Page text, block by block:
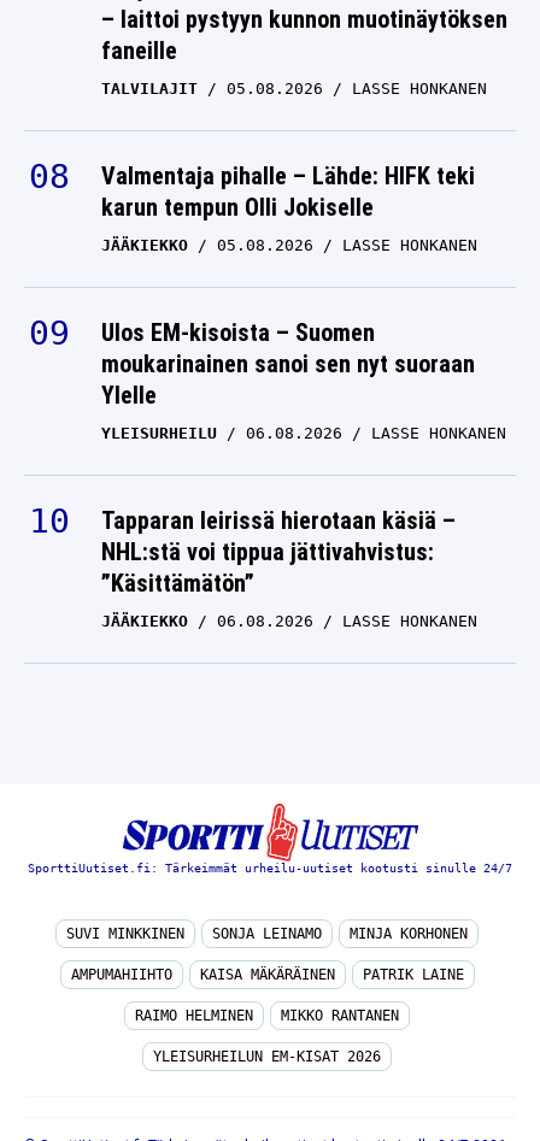
– laittoi pystyyn kunnon muotinäytöksen
faneille
TALVILAJIT 05.08.2026 LASSE HONKANEN
Valmentaja pihalle – Lähde: HIFK teki
karun tempun Olli Jokiselle
JÄÄKIEKKO 05.08.2026 LASSE HONKANEN
Ulos EM-kisoista – Suomen
moukarinainen sanoi sen nyt suoraan
Ylelle
YLEISURHEILU 06.08.2026 LASSE HONKANEN
Tapparan leirissä hierotaan käsiä –
NHL:stä voi tippua jättivahvistus:
”Käsittämätön”
JÄÄKIEKKO 06.08.2026 LASSE HONKANEN
SporttiUutiset.fi: Tärkeimmät urheilu-uutiset kootusti sinulle 24/7
SUVI MINKKINEN SONJA LEINAMO MINJA KORHONEN
AMPUMAHIIHTO KAISA MÄKÄRÄINEN PATRIK LAINE
RAIMO HELMINEN MIKKO RANTANEN
YLEISURHEILUN EM-KISAT 2026